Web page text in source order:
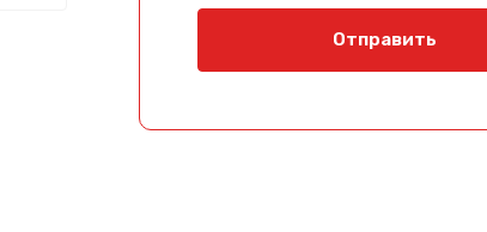
Отправить